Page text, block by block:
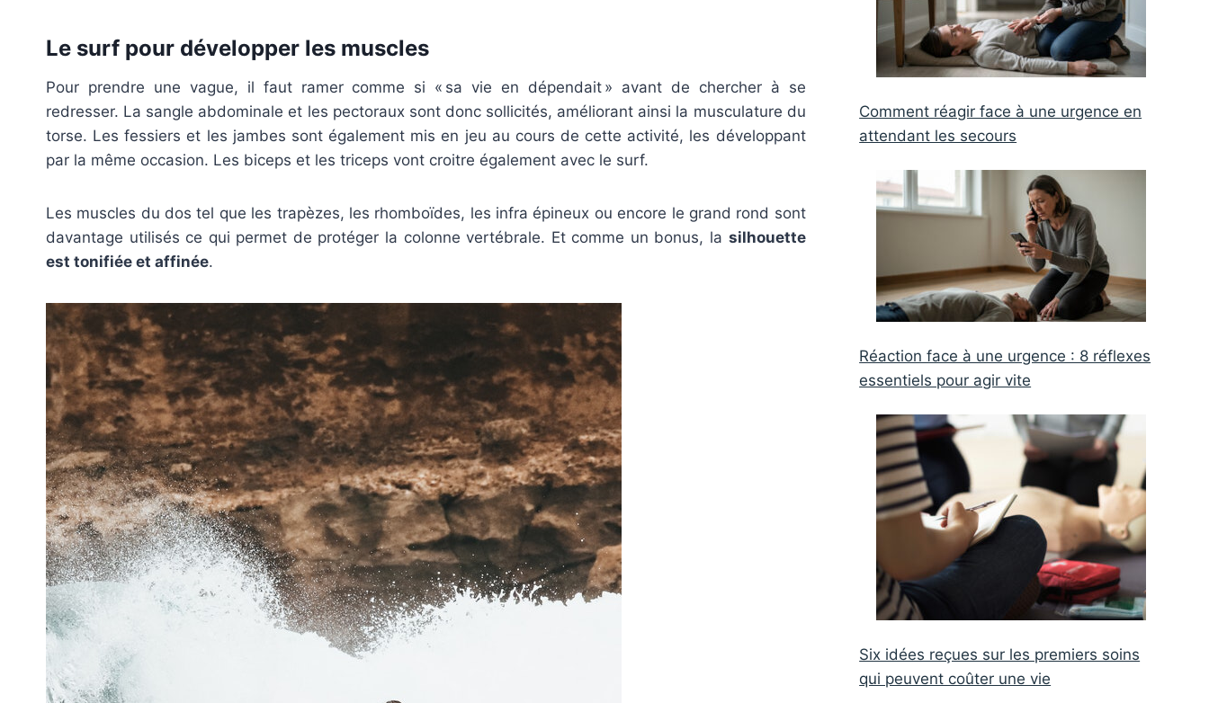
Le surf pour développer les muscles
Pour prendre une vague, il faut ramer comme si « sa vie en dépendait » avant de chercher à se
redresser. La sangle abdominale et les pectoraux sont donc sollicités, améliorant ainsi la musculature du
torse. Les fessiers et les jambes sont également mis en jeu au cours de cette activité, les développant
par la même occasion. Les biceps et les triceps vont croitre également avec le surf.
Les muscles du dos tel que les trapèzes, les rhomboïdes, les infra épineux ou encore le grand rond sont
davantage utilisés ce qui permet de protéger la colonne vertébrale. Et comme un bonus, la silhouette
est tonifiée et affinée.
Comment réagir face à une urgence en
attendant les secours
Réaction face à une urgence : 8 réflexes
essentiels pour agir vite
Six idées reçues sur les premiers soins
qui peuvent coûter une vie